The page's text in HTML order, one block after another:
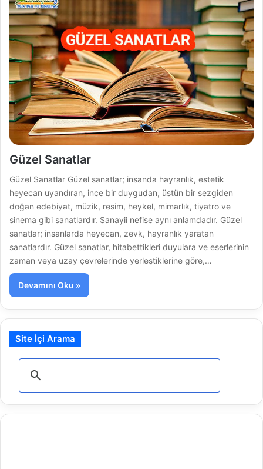
Güzel Sanatlar
Güzel Sanatlar Güzel sanatlar; insanda hayranlık, estetik
heyecan uyandıran, ince bir duygudan, üstün bir sezgiden
doğan edebiyat, müzik, resim, heykel, mimarlık, tiyatro ve
sinema gibi sanatlardır. Sanayii nefise aynı anlamdadır. Güzel
sanatlar; insanlarda heyecan, zevk, hayranlık yaratan
sanatlardır. Güzel sanatlar, hitabettikleri duyulara ve eserlerinin
zaman veya uzay çevrelerinde yerleştiklerine göre,…
Devamını Oku »
Site İçi Arama